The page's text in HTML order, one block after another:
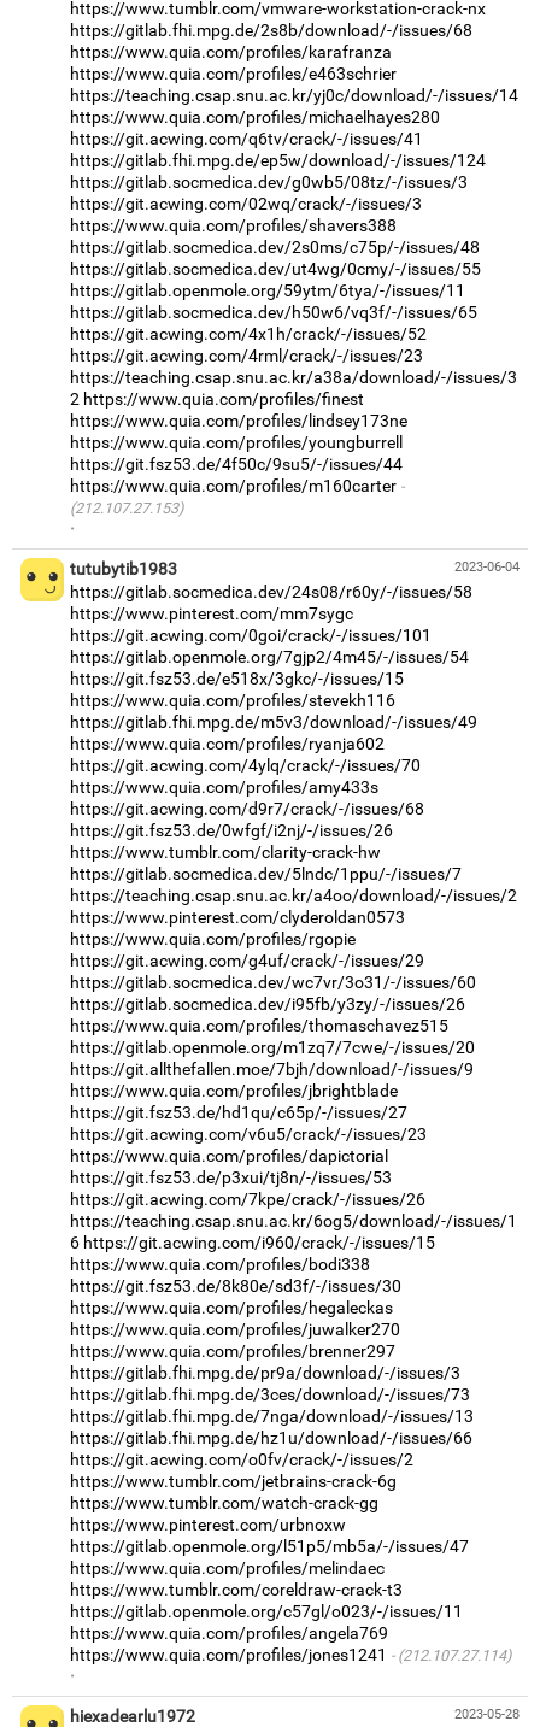
https://www.tumblr.com/vmware-workstation-crack-nx
https://gitlab.fhi.mpg.de/2s8b/download/-/issues/68
https://www.quia.com/profiles/karafranza
https://www.quia.com/profiles/e463schrier
https://teaching.csap.snu.ac.kr/yj0c/download/-/issues/14
https://www.quia.com/profiles/michaelhayes280
https://git.acwing.com/q6tv/crack/-/issues/41
https://gitlab.fhi.mpg.de/ep5w/download/-/issues/124
https://gitlab.socmedica.dev/g0wb5/08tz/-/issues/3
https://git.acwing.com/02wq/crack/-/issues/3
https://www.quia.com/profiles/shavers388
https://gitlab.socmedica.dev/2s0ms/c75p/-/issues/48
https://gitlab.socmedica.dev/ut4wg/0cmy/-/issues/55
https://gitlab.openmole.org/59ytm/6tya/-/issues/11
https://gitlab.socmedica.dev/h50w6/vq3f/-/issues/65
https://git.acwing.com/4x1h/crack/-/issues/52
https://git.acwing.com/4rml/crack/-/issues/23
https://teaching.csap.snu.ac.kr/a38a/download/-/issues/3
2 https://www.quia.com/profiles/finest
https://www.quia.com/profiles/lindsey173ne
https://www.quia.com/profiles/youngburrell
https://git.fsz53.de/4f50c/9su5/-/issues/44
https://www.quia.com/profiles/m160carter
(212.107.27.153)
·
2023-06-04
tutubytib1983
https://gitlab.socmedica.dev/24s08/r60y/-/issues/58
https://www.pinterest.com/mm7sygc
https://git.acwing.com/0goi/crack/-/issues/101
https://gitlab.openmole.org/7gjp2/4m45/-/issues/54
https://git.fsz53.de/e518x/3gkc/-/issues/15
https://www.quia.com/profiles/stevekh116
https://gitlab.fhi.mpg.de/m5v3/download/-/issues/49
https://www.quia.com/profiles/ryanja602
https://git.acwing.com/4ylq/crack/-/issues/70
https://www.quia.com/profiles/amy433s
https://git.acwing.com/d9r7/crack/-/issues/68
https://git.fsz53.de/0wfgf/i2nj/-/issues/26
https://www.tumblr.com/clarity-crack-hw
https://gitlab.socmedica.dev/5lndc/1ppu/-/issues/7
https://teaching.csap.snu.ac.kr/a4oo/download/-/issues/2
https://www.pinterest.com/clyderoldan0573
https://www.quia.com/profiles/rgopie
https://git.acwing.com/g4uf/crack/-/issues/29
https://gitlab.socmedica.dev/wc7vr/3o31/-/issues/60
https://gitlab.socmedica.dev/i95fb/y3zy/-/issues/26
https://www.quia.com/profiles/thomaschavez515
https://gitlab.openmole.org/m1zq7/7cwe/-/issues/20
https://git.allthefallen.moe/7bjh/download/-/issues/9
https://www.quia.com/profiles/jbrightblade
https://git.fsz53.de/hd1qu/c65p/-/issues/27
https://git.acwing.com/v6u5/crack/-/issues/23
https://www.quia.com/profiles/dapictorial
https://git.fsz53.de/p3xui/tj8n/-/issues/53
https://git.acwing.com/7kpe/crack/-/issues/26
https://teaching.csap.snu.ac.kr/6og5/download/-/issues/1
6 https://git.acwing.com/i960/crack/-/issues/15
https://www.quia.com/profiles/bodi338
https://git.fsz53.de/8k80e/sd3f/-/issues/30
https://www.quia.com/profiles/hegaleckas
https://www.quia.com/profiles/juwalker270
https://www.quia.com/profiles/brenner297
https://gitlab.fhi.mpg.de/pr9a/download/-/issues/3
https://gitlab.fhi.mpg.de/3ces/download/-/issues/73
https://gitlab.fhi.mpg.de/7nga/download/-/issues/13
https://gitlab.fhi.mpg.de/hz1u/download/-/issues/66
https://git.acwing.com/o0fv/crack/-/issues/2
https://www.tumblr.com/jetbrains-crack-6g
https://www.tumblr.com/watch-crack-gg
https://www.pinterest.com/urbnoxw
https://gitlab.openmole.org/l51p5/mb5a/-/issues/47
https://www.quia.com/profiles/melindaec
https://www.tumblr.com/coreldraw-crack-t3
https://gitlab.openmole.org/c57gl/o023/-/issues/11
https://www.quia.com/profiles/angela769
https://www.quia.com/profiles/jones1241
(212.107.27.114)
·
2023-05-28
hiexadearlu1972